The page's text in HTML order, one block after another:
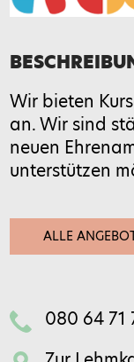
20 − 5 =
Feld bitte
Wir bieten
an. Wir sind
neuen
unterstützen
ALLE
080 64 71